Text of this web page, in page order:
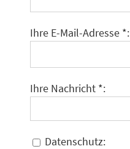
Ihre E-Mail-Adresse *:
Ihre Nachricht *:
Datenschutz: